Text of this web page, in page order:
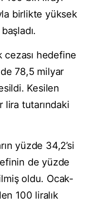
birlikte yüksek
cezası hedefine
78,5 milyar
Kesilen
lira tutarındaki
yüzde 34,2’si
de yüzde
oldu. Ocak-
100 liralık